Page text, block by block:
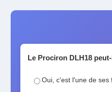
Le Prociron DLH18
Oui, c'est l'une de ses